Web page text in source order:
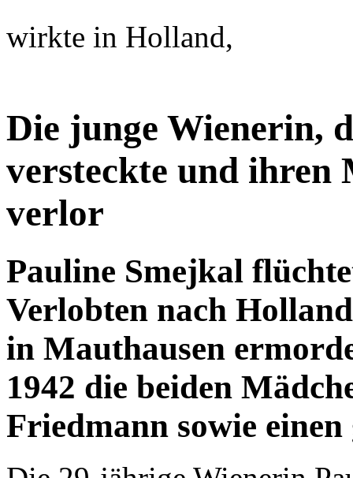
Die junge Wienerin,
versteckte und
verlor
Pauline Smejkal
Verlobten nach
1942 die beiden
Friedmann sowie
Die 29-jährige Wienerin
Kochgasse 24/8 in Wien
Anschluss mit ihrem